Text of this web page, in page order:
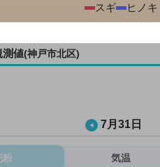
スギ
ヒノキ
測値(神戸市北区)
7月31日
粉 気温